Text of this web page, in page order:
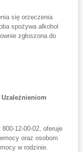
się orzeczenia
spożywa alkohol
zgłoszona do
Uzależnieniom
12-00-02, oferuje
oraz osobom
w rodzinie.